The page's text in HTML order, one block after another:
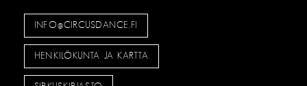
INFO@CIRCUSDANCE.FI
HENKILÖKUNTA JA KARTTA